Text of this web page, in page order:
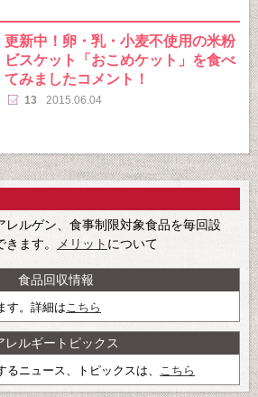
更新中！卵・乳・小麦不使用の米粉
ビスケット「おこめケット」を食べ
てみましたコメント！
13 2015.06.04
レルゲン、食事制限対象食品を毎回設
ます。
メリット について
食品回収情報
す。詳細は こちら
レルギートピックス
ニュース、トピックスは、 こちら